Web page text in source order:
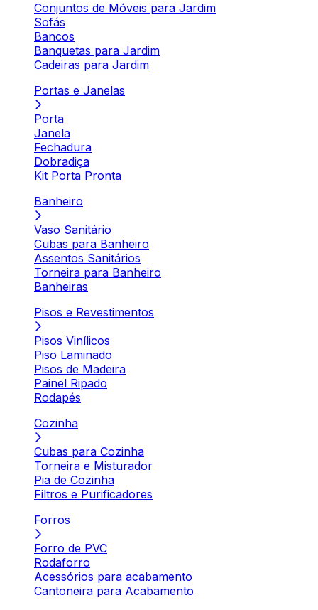
Conjuntos de Móveis para Jardim
Sofás
Bancos
Banquetas para Jardim
Cadeiras para Jardim
Portas e Janelas
Porta
Janela
Fechadura
Dobradiça
Kit Porta Pronta
Banheiro
Vaso Sanitário
Cubas para Banheiro
Assentos Sanitários
Torneira para Banheiro
Banheiras
Pisos e Revestimentos
Pisos Vinílicos
Piso Laminado
Pisos de Madeira
Painel Ripado
Rodapés
Cozinha
Cubas para Cozinha
Torneira e Misturador
Pia de Cozinha
Filtros e Purificadores
Forros
Forro de PVC
Rodaforro
Acessórios para acabamento
Cantoneira para Acabamento